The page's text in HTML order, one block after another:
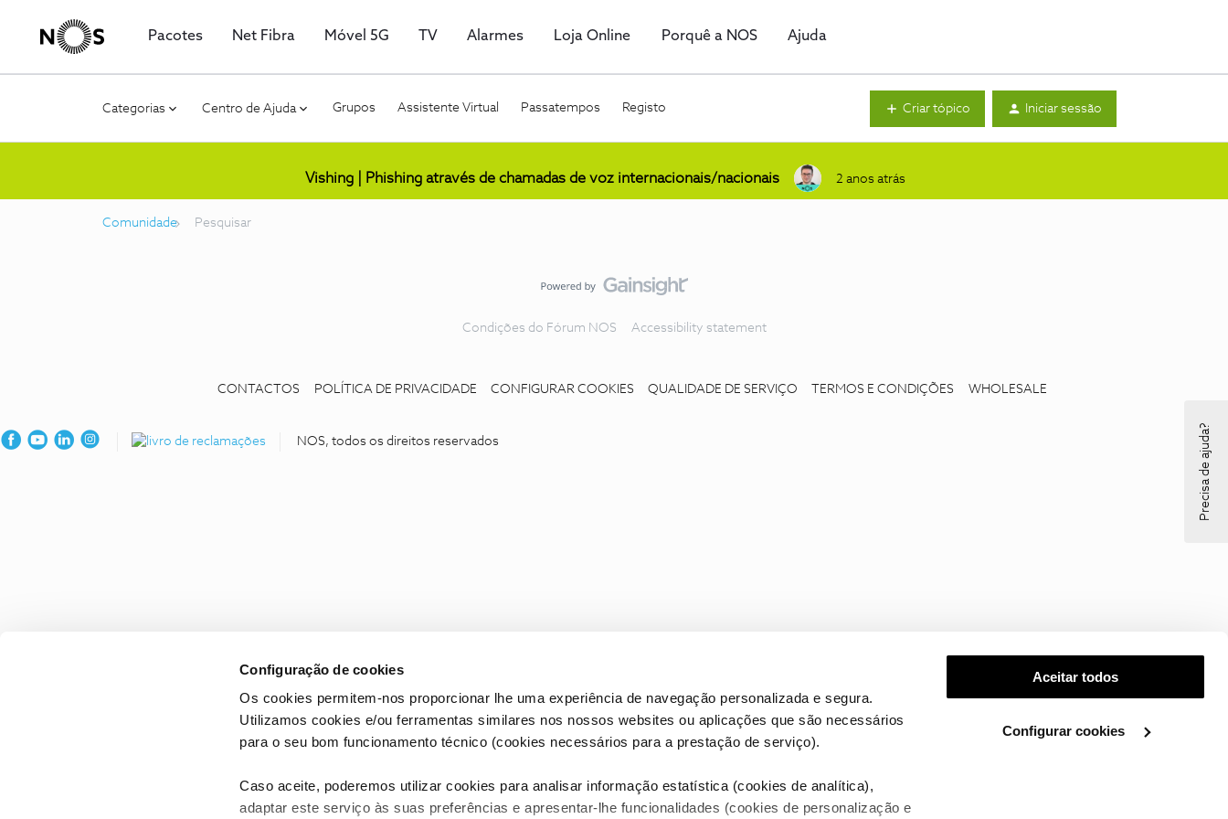
Configuração de cookies
Os cookies permitem-nos proporcionar lhe uma experiência de navegação personalizada e segura.
Utilizamos cookies e/ou ferramentas similares nos nossos websites ou aplicações que são necessários
para o seu bom funcionamento técnico (cookies necessários para a prestação de serviço).
Caso aceite, poderemos utilizar cookies para analisar informação estatística (cookies de analítica),
adaptar este serviço às suas preferências e apresentar-lhe funcionalidades (cookies de personalização e
Aceitar todos
Configurar cookies
Pacotes Net Fibra Móvel 5G TV Alarmes Loja Online Porquê a NOS Ajuda
Categorias Centro de Ajuda Grupos Assistente Virtual Passatempos Registo Criar tópico Iniciar sessão
Vishing | Phishing através de chamadas de voz internacionais/nacionais 2 anos atrás
Comunidade Pesquisar
Condições do Fórum NOS Accessibility statement
CONTACTOS POLÍTICA DE PRIVACIDADE CONFIGURAR COOKIES QUALIDADE DE SERVIÇO TERMOS E CONDIÇÕES WHOLESALE
NOS, todos os direitos reservados Precisa de ajuda?